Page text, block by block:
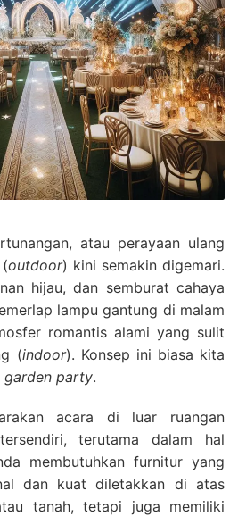
atau perayaan ulang
outdoor) kini semakin digemari.
hijau, dan semburat cahaya
lampu gantung di malam
romantis alami yang sulit
(indoor). Konsep ini biasa kita
garden party.
acara di luar ruangan
terutama dalam hal
membutuhkan furnitur yang
dan kuat diletakkan di atas
tanah, tetapi juga memiliki